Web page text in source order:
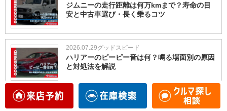
ジムニーの走行距離は何万kmまで？寿命の目
安と中古車選び・長く乗るコツ
2026.07.29グッドスピード
ハリアーのピーピー音は何？鳴る場面別の原因
と対処法を解説
2026.07.29グッドスピード
ハリアーは雪道に強い？2WD・4WD・E-Four